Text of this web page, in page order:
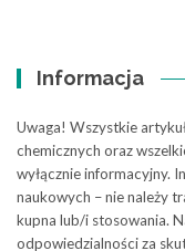
Informacja
Uwaga! Wszystkie
chemicznych oraz
wyłącznie informacyjny.
naukowych – nie należy
kupna lub/i stosowania.
odpowiedzialności za